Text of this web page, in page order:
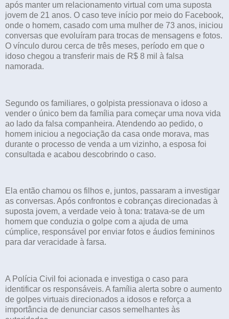
após manter um relacionamento virtual com uma suposta
jovem de 21 anos. O caso teve início por meio do Facebook,
onde o homem, casado com uma mulher de 73 anos, iniciou
conversas que evoluíram para trocas de mensagens e fotos.
O vínculo durou cerca de três meses, período em que o
idoso chegou a transferir mais de R$ 8 mil à falsa
namorada.
Segundo os familiares, o golpista pressionava o idoso a
vender o único bem da família para começar uma nova vida
ao lado da falsa companheira. Atendendo ao pedido, o
homem iniciou a negociação da casa onde morava, mas
durante o processo de venda a um vizinho, a esposa foi
consultada e acabou descobrindo o caso.
Ela então chamou os filhos e, juntos, passaram a investigar
as conversas. Após confrontos e cobranças direcionadas à
suposta jovem, a verdade veio à tona: tratava-se de um
homem que conduzia o golpe com a ajuda de uma
cúmplice, responsável por enviar fotos e áudios femininos
para dar veracidade à farsa.
A Polícia Civil foi acionada e investiga o caso para
identificar os responsáveis. A família alerta sobre o aumento
de golpes virtuais direcionados a idosos e reforça a
importância de denunciar casos semelhantes às